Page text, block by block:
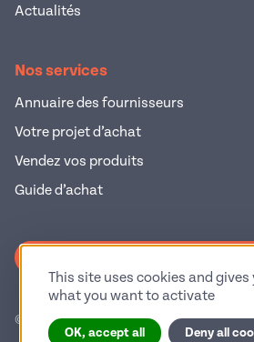
Actualités
Nos services
Annuaire des fournisseurs
Votre projet d’achat
Vendez vos produits
Guide d’achat
© 2026 Pop Industrie – Tous droits
This site uses cookies and
what you want to activate
OK, accept all Deny all